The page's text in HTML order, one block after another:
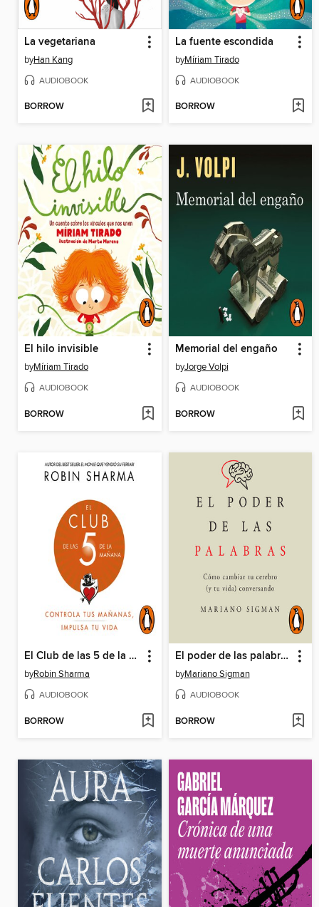
La vegetariana
byHan Kang
AUDIOBOOK
BORROW
La fuente escondida
byMíriam Tirado
AUDIOBOOK
BORROW
El hilo invisible
byMíriam Tirado
AUDIOBOOK
BORROW
Memorial del engaño
byJorge Volpi
AUDIOBOOK
BORROW
El Club de las 5 de la mañana (latino)
byRobin Sharma
AUDIOBOOK
BORROW
El poder de las palabras
byMariano Sigman
AUDIOBOOK
BORROW